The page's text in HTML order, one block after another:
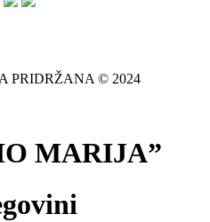
PRIDRŽANA © 2024
MARIJA”